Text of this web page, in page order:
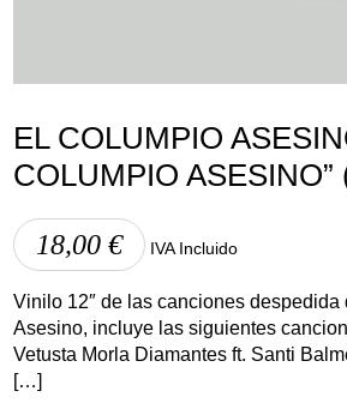
EL COLUMPIO
COLUMPIO ASESINO”
18,00€ IVA Incluido
Vinilo 12″ de las canciones
Asesino, incluye las siguientes
Vetusta Morla Diamantes ft. Santi
[…]